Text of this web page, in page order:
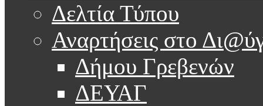
Δελτία Τύπου
Αναρτήσεις στο
Δήμου Γρεβενών
ΔΕΥΑΓ